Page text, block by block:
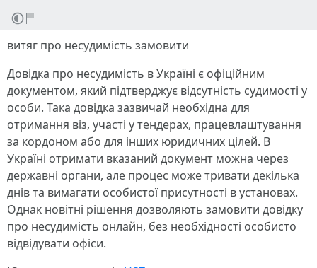
витяг про несудимість замовити
Довідка про несудимість в Україні є офіційним
документом, який підтверджує відсутність судимості у
особи. Така довідка зазвичай необхідна для
отримання віз, участі у тендерах, працевлаштування
за кордоном або для інших юридичних цілей. В
Україні отримати вказаний документ можна через
державні органи, але процес може тривати декілька
днів та вимагати особистої присутності в установах.
Однак новітні рішення дозволяють замовити довідку
про несудимість онлайн, без необхідності особисто
відвідувати офіси.